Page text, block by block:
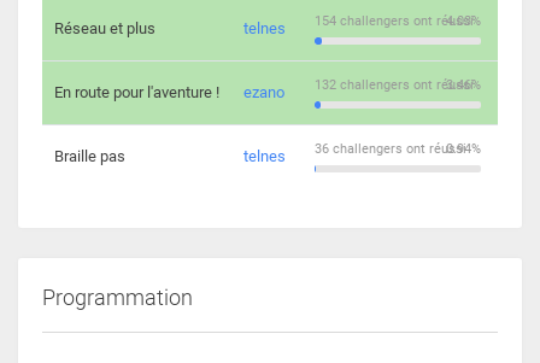
Réseau et plus telnes 4.03%
154 challengers ont réussi
En route pour l'aventure ! ezano 3.46%
132 challengers ont réussi
Braille pas telnes 0.94%
36 challengers ont réussi
Programmation